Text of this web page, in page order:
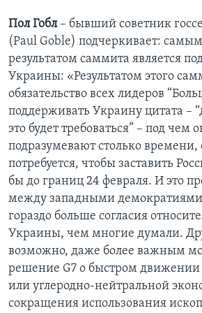
Пол Гобл– бывший советник
(Paul Goble) подчеркивает:
результатом саммита является
Украины: «Результатом этого
обязательство всех лидеров
поддерживать Украину цитата –
это будет требоваться” – под чем
подразумевают столько времени,
потребуется, чтобы заставить
бы до границ 24 февраля. И это
между западными демократиями
гораздо больше согласия
Украины, чем многие думали.
возможно, даже более важным
решение G7 о быстром движении
или углеродно-нейтральной
сокращения использования